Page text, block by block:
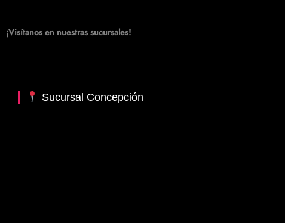
¡Visítanos en nuestras sucursales!
Sucursal Concepción